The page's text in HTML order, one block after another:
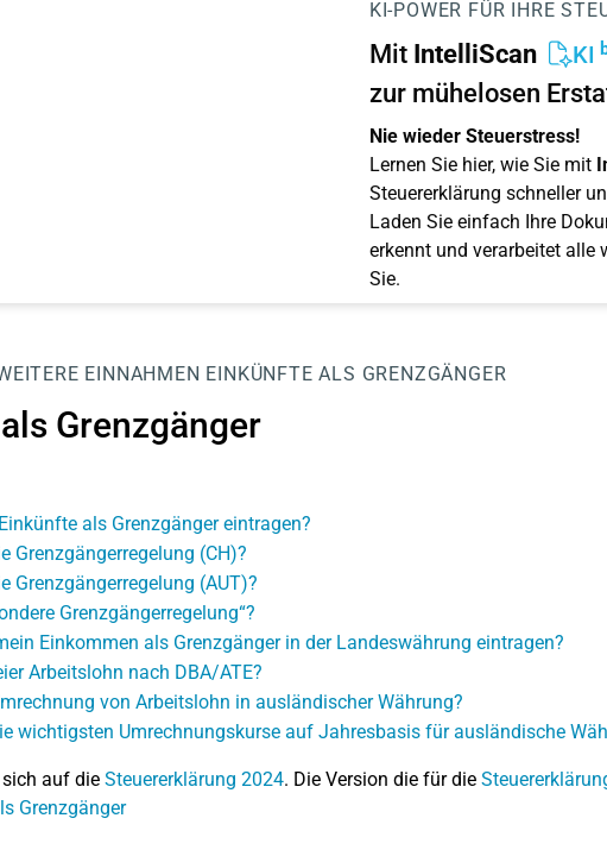
KI-POWER FÜR IHRE
Mit IntelliScan KI
zur mühelosen
Nie wieder Steuerstress!
Lernen Sie hier, wie Sie mit
Steuererklärung schneller
Laden Sie einfach Ihre
erkennt und verarbeitet
Sie.
EINNAHMEN EINKÜNFTE ALS GRENZGÄNGER
Grenzgänger
als Grenzgänger eintragen?
Grenzgängerregelung (CH)?
Grenzgängerregelung (AUT)?
Grenzgängerregelung“?
Einkommen als Grenzgänger in der Landeswährung eintragen?
Arbeitslohn nach DBA/ATE?
von Arbeitslohn in ausländischer Währung?
wichtigsten Umrechnungskurse auf Jahresbasis für ausländische
sich auf die Steuererklärung 2024. Die Version die für die
Grenzgänger